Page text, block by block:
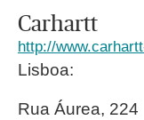
Carhartt
http://
Lisboa:
Rua Áurea, 224